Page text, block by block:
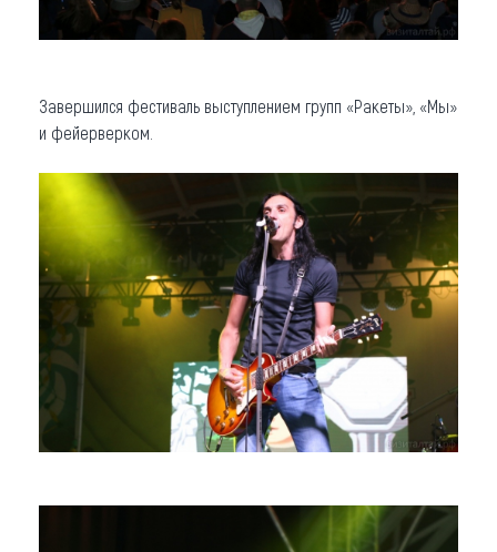
Завершился фестиваль выступлением групп «Ракеты», «Мы»
и фейерверком.